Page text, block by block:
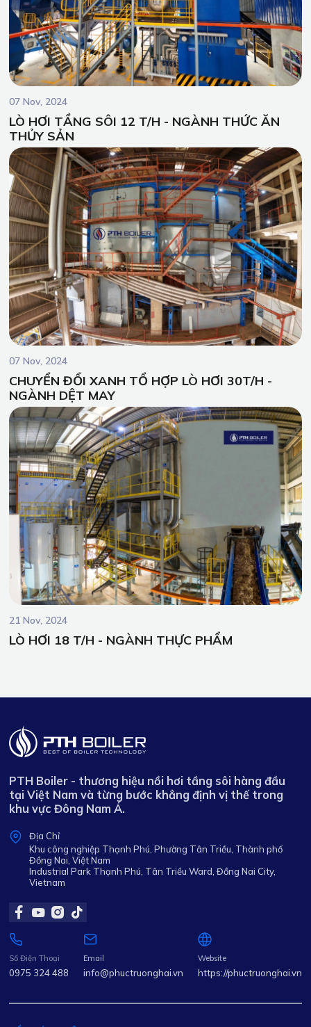
07 Nov, 2024
LÒ HƠI TẦNG SÔI 12 T/H - NGÀNH THỨC ĂN
THỦY SẢN
07 Nov, 2024
CHUYỂN ĐỔI XANH TỔ HỢP LÒ HƠI 30T/H -
NGÀNH DỆT MAY
21 Nov, 2024
LÒ HƠI 18 T/H - NGÀNH THỰC PHẨM
PTH Boiler - thương hiệu nồi hơi tầng sôi hàng đầu
tại Việt Nam và từng bước khẳng định vị thế trong
khu vực Đông Nam Á.
Địa Chỉ
Khu công nghiệp Thạnh Phú, Phường Tân Triều, Thành phố
Đồng Nai, Việt Nam
Industrial Park Thạnh Phú, Tân Triều Ward, Đồng Nai City,
Vietnam
Số Điện Thoại
0975 324 488
Email
info@phuctruonghai.vn
Website
https://phuctruonghai.vn